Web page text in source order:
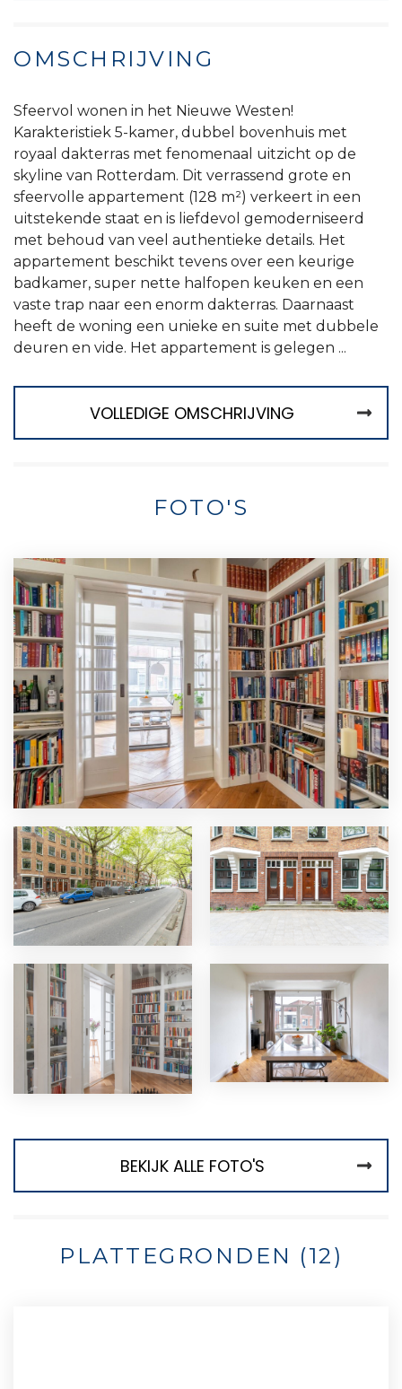
OMSCHRIJVING
Sfeervol wonen in het Nieuwe Westen!
Karakteristiek 5-kamer, dubbel bovenhuis met
royaal dakterras met fenomenaal uitzicht op de
skyline van Rotterdam. Dit verrassend grote en
sfeervolle appartement (128 m²) verkeert in een
uitstekende staat en is liefdevol gemoderniseerd
met behoud van veel authentieke details. Het
appartement beschikt tevens over een keurige
badkamer, super nette halfopen keuken en een
vaste trap naar een enorm dakterras. Daarnaast
heeft de woning een unieke en suite met dubbele
deuren en vide. Het appartement is gelegen ...
VOLLEDIGE OMSCHRIJVING
FOTO'S
BEKIJK ALLE FOTO'S
PLATTEGRONDEN (12)